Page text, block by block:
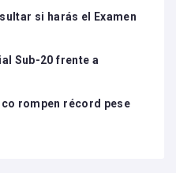
si harás el Examen
Sub-20 frente a
rompen récord pese